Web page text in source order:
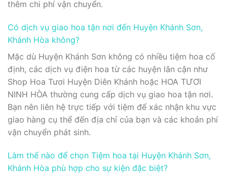
thêm chi phí vận chuyển.
Có dịch vụ giao hoa tận nơi đến Huyện Khánh Sơn,
Khánh Hòa không?
Mặc dù Huyện Khánh Sơn không có nhiều tiệm hoa cố
định, các dịch vụ điện hoa từ các huyện lân cận như
Shop Hoa Tươi Huyện Diên Khánh hoặc HOA TƯƠI
NINH HÒA thường cung cấp dịch vụ giao hoa tận nơi.
Bạn nên liên hệ trực tiếp với tiệm để xác nhận khu vực
giao hàng cụ thể đến địa chỉ của bạn và các khoản phí
vận chuyển phát sinh.
Làm thế nào để chọn Tiệm hoa tại Huyện Khánh Sơn,
Khánh Hòa phù hợp cho sự kiện đặc biệt?